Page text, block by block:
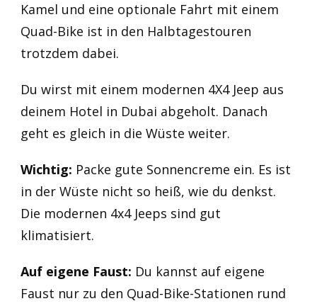
Kamel und eine optionale Fahrt mit einem
Quad-Bike ist in den Halbtagestouren
trotzdem dabei.
Du wirst mit einem modernen 4X4 Jeep aus
deinem Hotel in Dubai abgeholt. Danach
geht es gleich in die Wüste weiter.
Wichtig: Packe gute Sonnencreme ein. Es ist
in der Wüste nicht so heiß, wie du denkst.
Die modernen 4x4 Jeeps sind gut
klimatisiert.
Auf eigene Faust: Du kannst auf eigene
Faust nur zu den Quad-Bike-Stationen rund